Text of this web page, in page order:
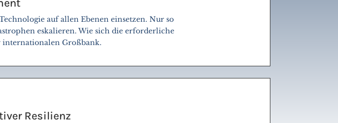
auf allen Ebenen einsetzen. Nur so
eskalieren. Wie sich die erforderliche
internationalen Großbank.
Resilienz